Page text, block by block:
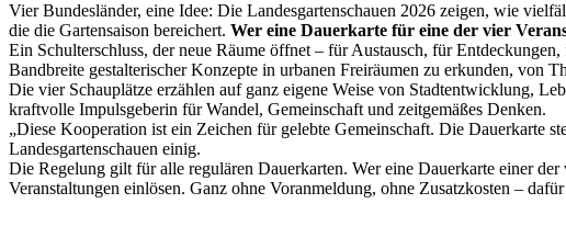
Vier Bundesländer, eine Idee: Die Landesgartenschauen 2026 zeigen, wie
die die Gartensaison bereichert. Wer eine Dauerkarte für eine der vier
Ein Schulterschluss, der neue Räume öffnet – für Austausch, für
Bandbreite gestalterischer Konzepte in urbanen Freiräumen zu erkunden, von
Die vier Schauplätze erzählen auf ganz eigene Weise von Stadtentwicklung,
kraftvolle Impulsgeberin für Wandel, Gemeinschaft und zeitgemäßes Denken.
„Diese Kooperation ist ein Zeichen für gelebte Gemeinschaft. Die Dauerkarte
Landesgartenschauen einig.
Die Regelung gilt für alle regulären Dauerkarten. Wer eine Dauerkarte einer
Veranstaltungen einlösen. Ganz ohne Voranmeldung, ohne Zusatzkosten –